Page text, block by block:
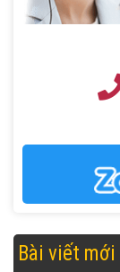
Bài viết mới